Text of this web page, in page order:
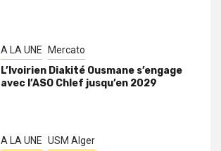
A LA UNE Mercato
L’Ivoirien Diakité Ousmane s’engage
avec l’ASO Chlef jusqu’en 2029
A LA UNE USM Alger